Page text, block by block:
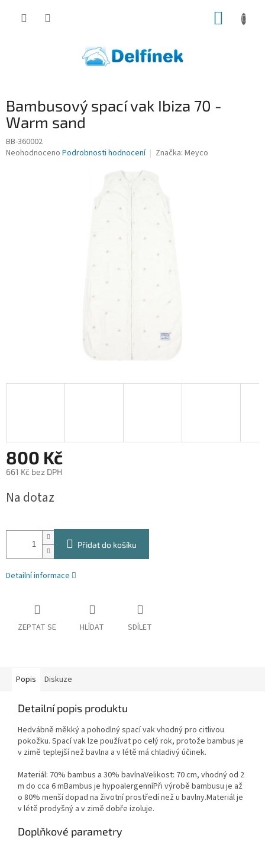
Bambusový spací vak Ibiza 70 -
Warm sand
BB-360002
Průměrné
Neohodnoceno Podrobnosti hodnocení Značka: Meyco
800 Kč
661 Kč bez DPH
cena:
Na dotaz
Přidat do košíku
Detailní informace
ZEPTAT SE HLÍDAT SDÍLET
Popis Diskuze
Detailní popis produktu
Hedvábně měkký a pohodlný spací vak vhodný pro citlivou
pokožku. Spací vak lze používat po celý rok, protože bambus je
v zimě teplejší než bavlna a v létě má chladivý účinek.
Materiál: 70% bambus a 30% bavlnaVelikost: 70 cm, vhodný od 2
m do cca 6 mBambus je hypoalergenníPři výrobě bambusu je až
o 80% menší dopad na životní prostředí než u bavlny.Materiál je
v létě prodyšný a v zimě dobře izoluje.
Doplňkové parametry